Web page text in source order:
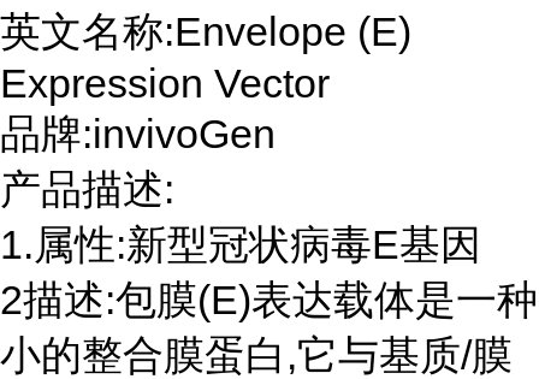
英文名称:Envelope (E)
Expression Vector
品牌:invivoGen
产品描述:
1.属性:新型冠状病毒E基因
2描述:包膜(E)表达载体是一种
小的整合膜蛋白,它与基质/膜